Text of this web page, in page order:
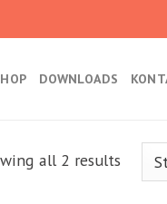
DOWNLOADS
all 2 results